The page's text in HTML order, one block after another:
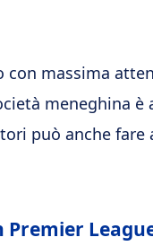
con massima
meneghina è
può anche
Premier